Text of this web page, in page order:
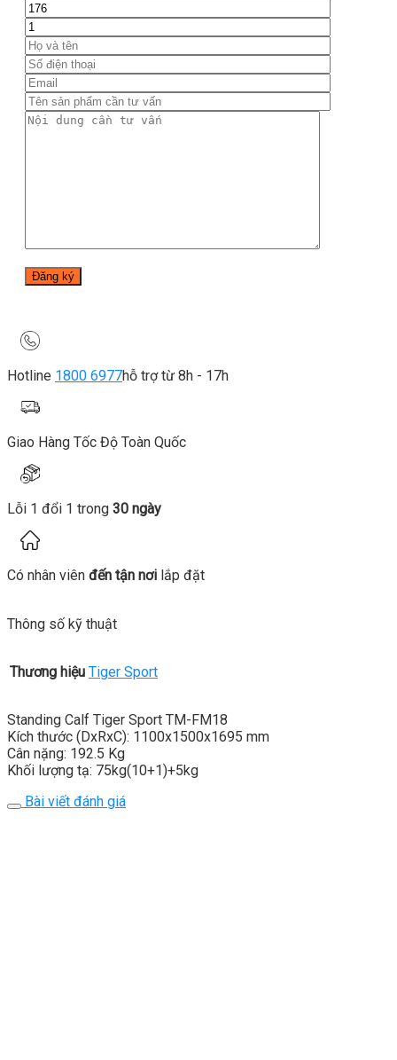
0
Chưa có sản phẩm trong giỏ hàng.
0
Hotline 1800 6977hỗ trợ từ 8h - 17h
Giao Hàng Tốc Độ Toàn Quốc
Lỗi 1 đổi 1 trong 30 ngày
Có nhân viên đến tận nơi lắp đặt
Thông số kỹ thuật
Thương hiệu Tiger Sport
Standing Calf Tiger Sport TM-FM18
Kích thước (DxRxC): 1100x1500x1695 mm
Cân nặng: 192.5 Kg
Khối lượng tạ: 75kg(10+1)+5kg
Bài viết đánh giá